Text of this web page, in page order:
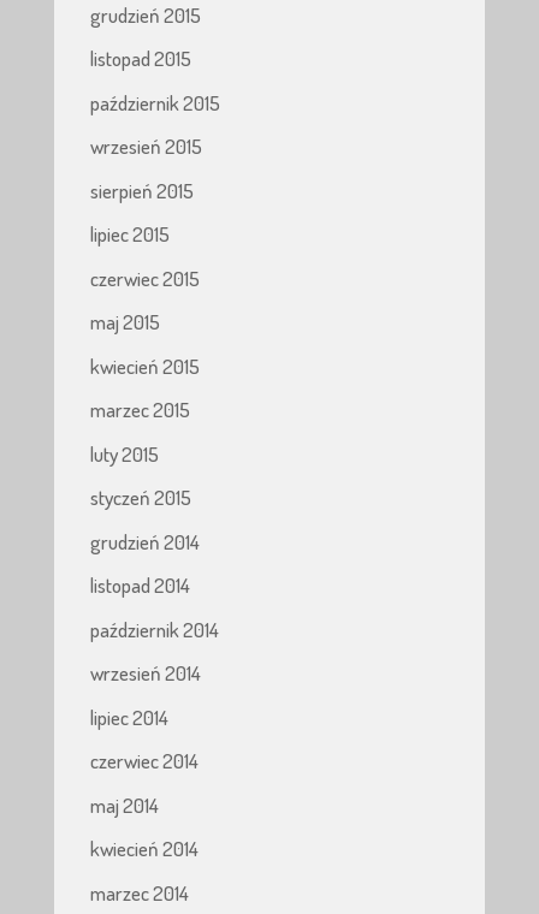
grudzień 2015
listopad 2015
październik 2015
wrzesień 2015
sierpień 2015
lipiec 2015
czerwiec 2015
maj 2015
kwiecień 2015
marzec 2015
luty 2015
styczeń 2015
grudzień 2014
listopad 2014
październik 2014
wrzesień 2014
lipiec 2014
czerwiec 2014
maj 2014
kwiecień 2014
marzec 2014